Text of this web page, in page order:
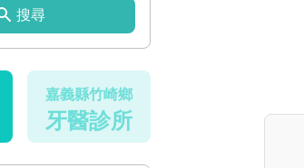
搜尋
嘉義縣竹崎鄉
牙醫診所